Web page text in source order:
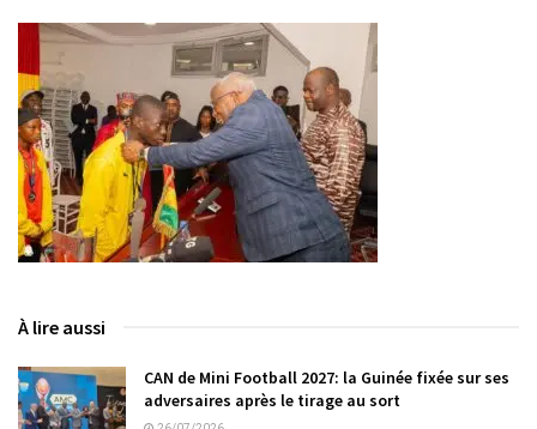
À lire aussi
CAN de Mini Football 2027: la Guinée fixée sur ses
adversaires après le tirage au sort